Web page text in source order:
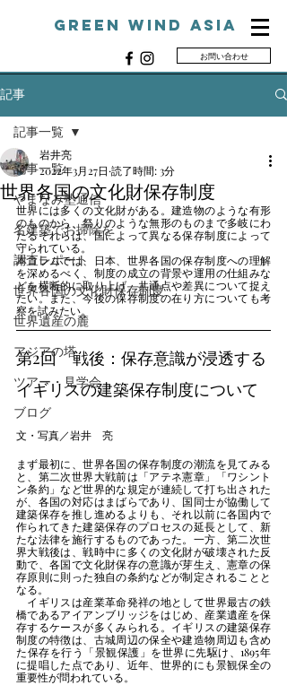
G
Green Wind ASIA
お問い合わせ
記事
記事一覧
やまなみ塾通信
名建築でお掃除を
調査レポート
世界各国の文化財保存制度
世界遺産の麓
アジアの塔
ツアー・見学会
ブログ
記事一覧
世界各国の文化財保存制度
岩井亮
2022年3月27日 読了時間: 3分
世界には多くの文化財がある。建造物のような有形
のものから、祭りのような無形のものまで多岐にわ
たるそれらは、国によって異なる保存制度によって
守られている。
本コラムでは、日本、世界各国の保存制度への理解
を深めるべく、制度の成立の背景や運用の仕組みな
どを横断的に取り上げ、共通点や差異について捉え
たい。また、今後の保存制度の在り方についても考
察を試みたい。
第2回　戦後：保存意識が浸透する
イギリスの建築保存制度について
文・写真／岩井　亮
まず最初に、世界各国の保存制度の潮流を見てみる
と、第二次世界大戦前は「アテネ憲章」「ワシント
ン条約」など世界的な規定が連続して打ち出された
が、各国の対応はまばらであり、国同士が協働して
建築保存を推し進めるよりも、それ以前に各国内で
作られてきた建築保存のプロセスの延長として、新
たな法律を施行するものであった。一方、第二次世
界大戦後は、戦時中に多くの文化財が破壊された反
動で、各国で文化財保存の意識が芽生え、憲章の保
存原則に則った独自の条約などが制定されることと
なる。
イギリスは産業革命発祥の地として世界最古の鉄
橋であるアイアンブリッジをはじめ、産業遺産を保
存するケースが多くみられる。イギリスの建築保存
制度の特徴は、古城周辺の保全や建造物周辺も含め
た保存を行う「景観保護」を世界に先駆け、1895年
に提唱した点であり、近年、世界的にも景観保全の
重要性が問われている。